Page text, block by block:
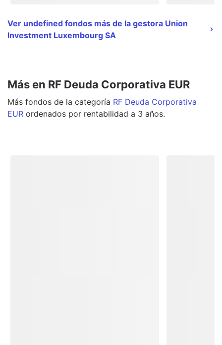
Ver undefined fondos más de la gestora Union
Investment Luxembourg SA
Más en RF Deuda Corporativa EUR
Más fondos de la categoría RF Deuda Corporativa
EUR ordenados por rentabilidad a 3 años.